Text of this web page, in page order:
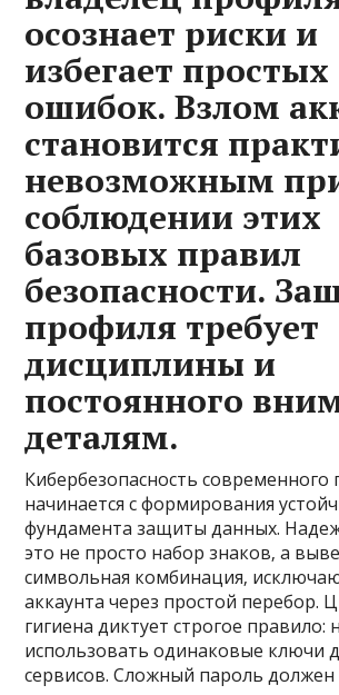
осознает риски и
избегает простых
ошибок. Взлом
становится
невозможным
соблюдении этих
базовых правил
безопасности.
профиля требует
дисциплины и
постоянного
деталям.
Кибербезопасность современного
начинается с формирования
фундамента защиты данных.
это не просто набор знаков‚ а
символьная комбинация‚
аккаунта через простой перебор.
гигиена диктует строгое правило:
использовать одинаковые ключи
сервисов. Сложный пароль должен